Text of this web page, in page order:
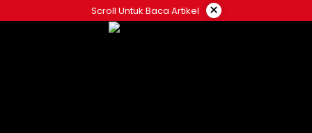
ke
Scroll Untuk Baca Artikel ×